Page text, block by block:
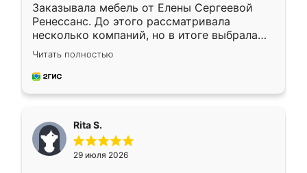
Заказывала мебель от Елены Сергеевой
Ренессанс. До этого рассматривала
несколько компаний, но в итоге выбрала
эту. Сначала обговорили условия, потом
приехал замерщик, всё спокойно объяснил
и снял размеры. Изготовили в срок, с
каких-либо доработок. Качеством осталась
довольна, все выглядит так, как и ожидала.
Читать полностью
Rita S.
29 июля 2026